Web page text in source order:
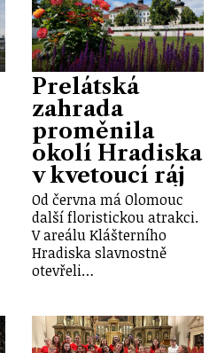
Prelátská
zahrada
proměnila
okolí Hradiska
v kvetoucí ráj
Od června má Olomouc
další floristickou atrakci.
V areálu Klášterního
Hradiska slavnostně
otevřeli…